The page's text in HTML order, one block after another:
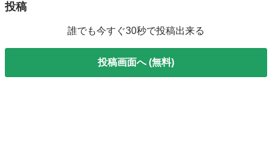
投稿
誰でも今すぐ30秒で投稿出来る
投稿画面へ (無料)